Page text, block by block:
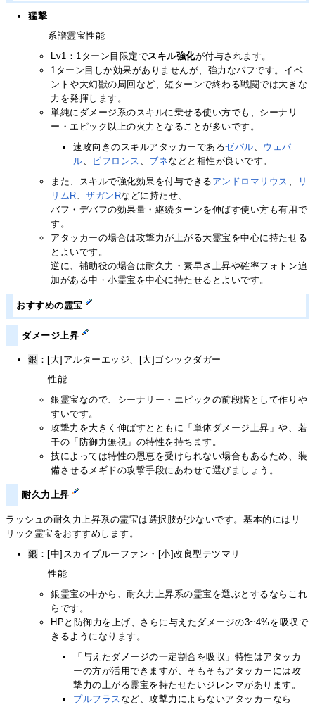
猛撃
系譜霊宝性能
Lv1：1ターン目限定でスキル強化が付与されます。
1ターン目しか効果がありませんが、強力なバフです。イベ
ントや大幻獣の周回など、短ターンで終わる戦闘では大きな
力を発揮します。
単純にダメージ系のスキルに乗せる使い方でも、シーナリ
ー・エピック以上の火力となることが多いです。
速攻向きのスキルアタッカーであるゼパル、 ウェパ
ル、 ビフロンス 、 ブネなどと相性が良いです。
また、スキルで強化効果を付与できる アンドロマリウス 、
リ
リムR、ザガンRなどに持たせ、
バフ・デバフの効果量・継続ターンを伸ばす使い方も有用で
す。
アタッカーの場合は攻撃力が上がる大霊宝を中心に持たせる
とよいです。
逆に、補助役の場合は耐久力・素早さ上昇や確率フォトン追
加がある中・小霊宝を中心に持たせるとよいです。
おすすめの霊宝
ダメージ上昇
銀 ：[大]アルターエッジ、[大]ゴシックダガー
性能
銀霊宝なので、シーナリー・エピックの前段階として作りや
すいです。
攻撃力を大きく伸ばすとともに「単体ダメージ上昇」や、若
干の「防御力無視」の特性を持ちます。
技によっては特性の恩恵を受けられない場合もあるため、装
備させるメギドの攻撃手段にあわせて選びましょう。
耐久力上昇
ラッシュの耐久力上昇系の霊宝は選択肢が少ないです。基本的にはリ
リック霊宝をおすすめします。
銀 ：[中]スカイブルーファン・[小]改良型テツマリ
性能
銀霊宝の中から、耐久力上昇系の霊宝を選ぶとするならこれ
らです。
HPと防御力を上げ、さらに与えたダメージの3~4%を吸収で
きるようになります。
「与えたダメージの一定割合を吸収」特性はアタッカ
ーの方が活用できますが、そもそもアタッカーには攻
撃力の上がる霊宝を持たせたいジレンマがあります。
プルフラスなど、攻撃力によらないアタッカーなら